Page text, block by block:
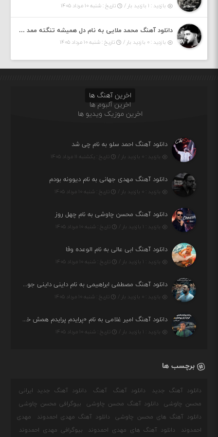
بازدید : ۱ بازدید بار / تاریخ : شنبه ۱۰ مرداد ۱۴۰۵
دانلود آهنگ محمد ملایی به نام دل همیشه تنگته ممد کله ونگته
بازدید : ۰ بازدید بار / تاریخ : شنبه ۱۰ مرداد ۱۴۰۵
اخرین آهنگ ها
اخرین آلبوم ها
اخرین موزیک ویدیو ها
دانلود آهنگ احمد سلو به نام چی شد
بازدید : ۰ بازدید بار / تاریخ : یکشنبه ۱۱ مرداد ۱۴۰۵
دانلود آهنگ مهدی جهانی به نام دیوونه بودم
بازدید : ۰ بازدید بار / تاریخ : شنبه ۱۰ مرداد ۱۴۰۵
دانلود آهنگ محسن چاوشی به نام چهل روز
بازدید : ۱ بازدید بار / تاریخ : شنبه ۱۰ مرداد ۱۴۰۵
دانلود آهنگ ابی عالی به نام الوعده وفا
بازدید : ۱ بازدید بار / تاریخ : شنبه ۱۰ مرداد ۱۴۰۵
دانلود آهنگ مصطفی ابراهیمی به نام داینی داینی جونم قربون پنج تیر پرونم
بازدید : ۰ بازدید بار / تاریخ : شنبه ۱۰ مرداد ۱۴۰۵
دانلود آهنگ امیر غلامی به نام «پرایدم پرایدم همش خرابه یار نیو کنارم دیگه پولی نداروم (ریمیکس اینستاگرام)»
بازدید : ۱ بازدید بار / تاریخ : شنبه ۱۰ مرداد ۱۴۰۵
برچسب ها
دانلود آهنگ جدید دانلود آهنگ آهنگ
دانلود آهنگ جدید ایرانی
محسن چاوشی
دانلود آهنگ محسن چاوشی
بیوگرافی محسن چاوشی
دانلود آهنگ های محسن چاوشی
دانلود آهنگ مهدی احمدوند
مهدی
احمدوند
دانلود آهنگ های مهدی احمدوند بیوگرافی مهدی احمدوند